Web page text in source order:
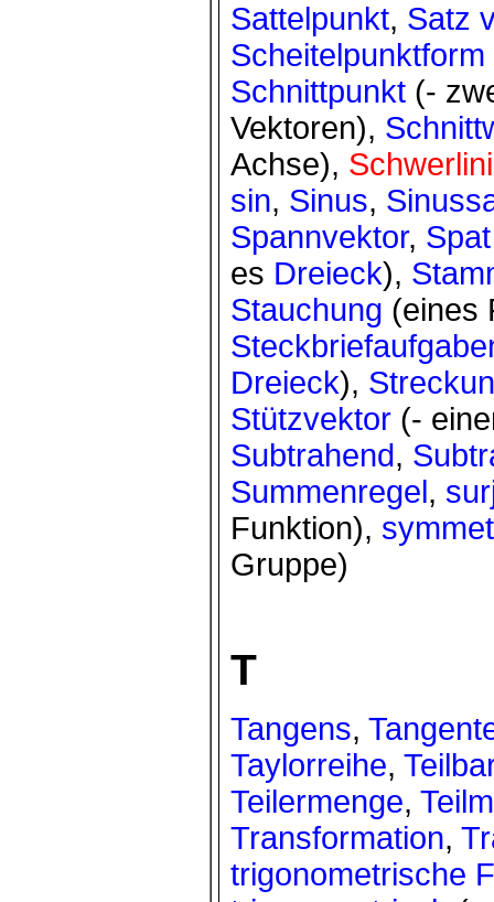
Sattelpunkt, Satz
Scheitelpunktform
Schnittpunkt (-
Vektoren),
Achse),
sin, Sinus,
Spannvektor, Spat
es Dreieck),
Stauchung (eines
Dreieck),
Stützvektor (-
Subtrahend,
Summenregel,
Funktion),
Gruppe)
T
Tangens,
Taylorreihe,
Teilermenge,
Transformation,
trigonometrische